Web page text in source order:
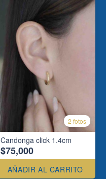
2 fotos
Candonga click 1.4cm
$75,000
AÑADIR AL CARRITO